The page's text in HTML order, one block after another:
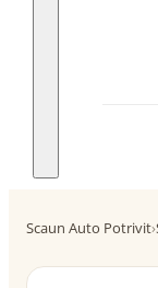
Scaun Auto Potrivit›